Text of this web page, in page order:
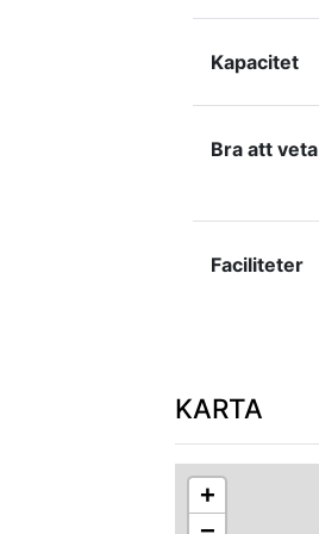
Kapacitet
Bra att veta
Faciliteter
KARTA
+